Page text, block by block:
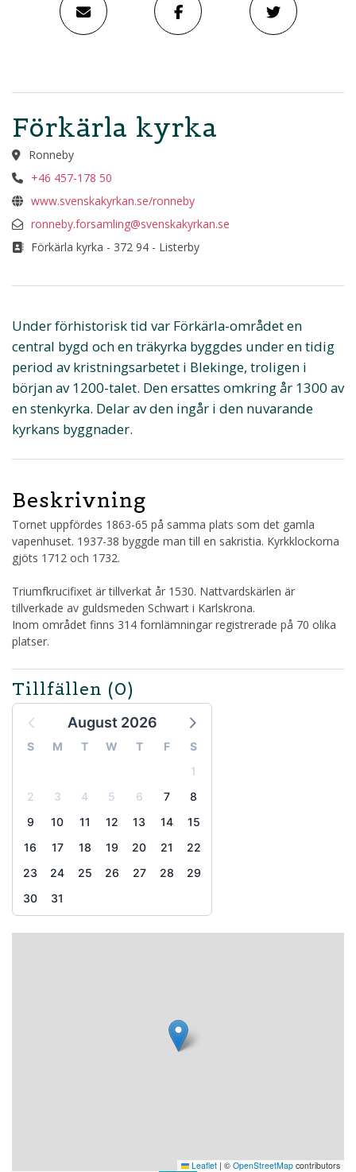
Förkärla kyrka
Ronneby
+46 457-178 50
www.svenskakyrkan.se/ronneby
ronneby.forsamling@svenskakyrkan.se
Förkärla kyrka - 372 94 - Listerby
Under förhistorisk tid var Förkärla-området en
central bygd och en träkyrka byggdes under en tidig
period av kristningsarbetet i Blekinge, troligen i
början av 1200-talet. Den ersattes omkring år 1300 av
en stenkyrka. Delar av den ingår i den nuvarande
kyrkans byggnader.
Beskrivning
Tornet uppfördes 1863-65 på samma plats som det gamla
vapenhuset. 1937-38 byggde man till en sakristia. Kyrkklockorna
gjöts 1712 och 1732.
Triumfkrucifixet är tillverkat år 1530. Nattvardskärlen är
tillverkade av guldsmeden Schwart i Karlskrona.
Inom området finns 314 fornlämningar registrerade på 70 olika
platser.
Tillfällen (0)
August 2026
S M T W T F
S
1
2
3 4 5 6 7
8
9
10 11 12 13 14
15
16
17 18 19 20 21
22
23
24 25 26 27 28
29
30
31
Leaflet | © OpenStreetMap contributors